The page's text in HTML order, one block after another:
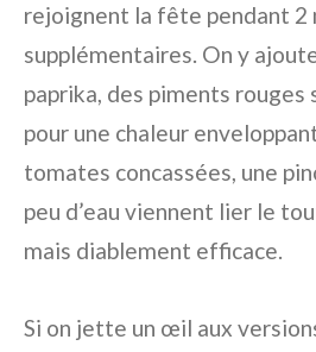
rejoignent la fête pendant 2
supplémentaires. On y
paprika, des piments rouges
pour une chaleur
tomates concassées, une
peu d’eau viennent lier le
mais diablement efficace.
Si on jette un œil aux